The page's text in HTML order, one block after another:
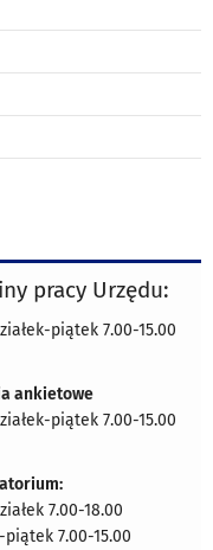
pracy Urzędu:
piątek 7.00-15.00
ankietowe
piątek 7.00-15.00
7.00-18.00
7.00-15.00